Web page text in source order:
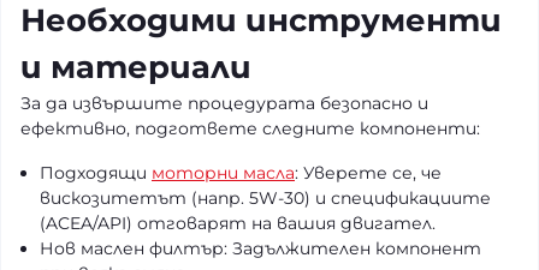
Необходими инструменти
и материали
За да извършите процедурата безопасно и
ефективно, подгответе следните компоненти:
Подходящи моторни масла: Уверете се, че
вискозитетът (напр. 5W-30) и спецификациите
(ACEA/API) отговарят на вашия двигател.
Нов маслен филтър: Задължителен компонент